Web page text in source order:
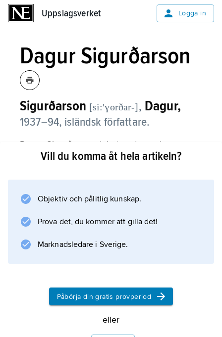
Uppslagsverket Logga in
Dagur Sigurðarson
Sigurðarson [si:ʹɣɵrðar-], Dagur,
1937–94, isländsk författare.
Dagur Sigurðarson debuterade med
diktsamlingen
mot borgerliga idéer och etik i flera
Vill du komma åt hela artikeln?
Objektiv och pålitlig kunskap.
Prova det, du kommer att gilla det!
Marknadsledare i Sverige.
Påbörja din gratis provperiod
eller